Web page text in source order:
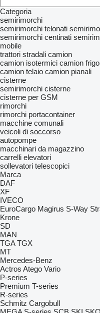
Categoria
semirimorchi
semirimorchi telonati
semirimorchi centinati
mobile
trattori stradali camion
camion isotermici camion frigo
camion telaio camion pianali
cisterne
semirimorchi cisterne
cisterne per GSM
rimorchi
rimorchi portacontainer
macchine comunali
veicoli di soccorso
autopompe
macchinari da magazzino
carrelli elevatori
sollevatori telescopici
Marca
DAF
XF
IVECO
EuroCargo Magirus S-Way
Krone
SD
MAN
TGA TGX
MT
Mercedes-Benz
Actros Atego Vario
P-series
Premium T-series
R-series
Schmitz Cargobull